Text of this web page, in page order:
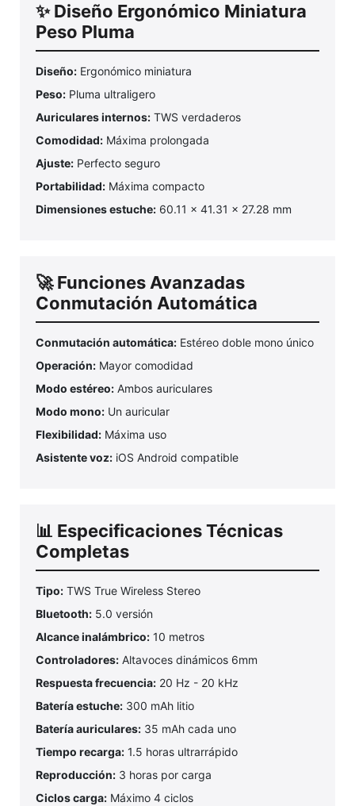
✨ Diseño Ergonómico Miniatura
Peso Pluma
Diseño: Ergonómico miniatura
Peso: Pluma ultraligero
Auriculares internos: TWS verdaderos
Comodidad: Máxima prolongada
Ajuste: Perfecto seguro
Portabilidad: Máxima compacto
Dimensiones estuche: 60.11 x 41.31 x 27.28 mm
🚀 Funciones Avanzadas
Conmutación Automática
Conmutación automática: Estéreo doble mono único
Operación: Mayor comodidad
Modo estéreo: Ambos auriculares
Modo mono: Un auricular
Flexibilidad: Máxima uso
Asistente voz: iOS Android compatible
📊 Especificaciones Técnicas
Completas
Tipo: TWS True Wireless Stereo
Bluetooth: 5.0 versión
Alcance inalámbrico: 10 metros
Controladores: Altavoces dinámicos 6mm
Respuesta frecuencia: 20 Hz - 20 kHz
Batería estuche: 300 mAh litio
Batería auriculares: 35 mAh cada uno
Tiempo recarga: 1.5 horas ultrarrápido
Reproducción: 3 horas por carga
Ciclos carga: Máximo 4 ciclos